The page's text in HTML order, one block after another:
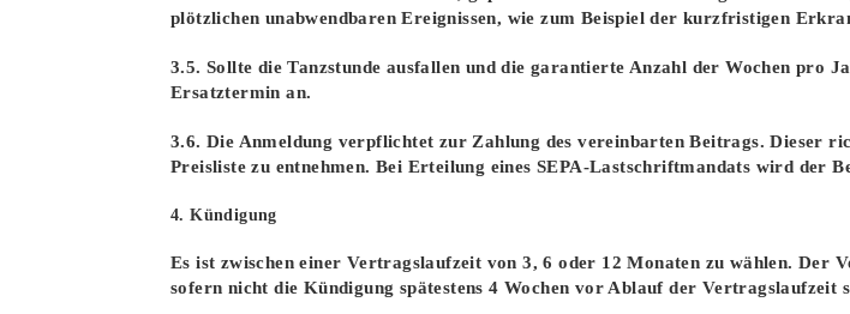
plötzlichen unabwendbaren Ereignissen, wie zum Beispiel der kurzfristigen
3.5. Sollte die Tanzstunde ausfallen und die garantierte Anzahl der Wochen pro
Ersatztermin an.
3.6. Die Anmeldung verpflichtet zur Zahlung des vereinbarten Beitrags. Dieser
Preisliste zu entnehmen. Bei Erteilung eines SEPA-Lastschriftmandats wird der
4. Kündigung
Es ist zwischen einer Vertragslaufzeit von 3, 6 oder 12 Monaten zu wählen.
sofern nicht die Kündigung spätestens 4 Wochen vor Ablauf der Vertragslaufzeit